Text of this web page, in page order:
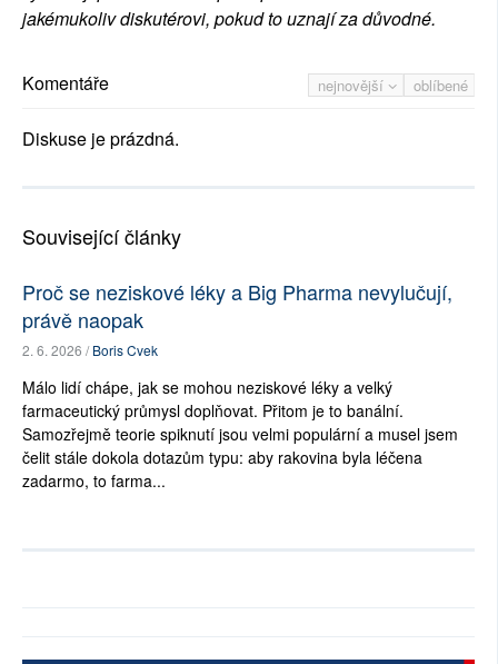
jakémukoliv diskutérovi, pokud to uznají za důvodné.
nejnovější oblíbené
Komentáře
Diskuse je prázdná.
Související články
Proč se neziskové léky a Big Pharma nevylučují,
právě naopak
2. 6. 2026 /Boris Cvek
Málo lidí chápe, jak se mohou neziskové léky a velký
farmaceutický průmysl doplňovat. Přitom je to banální.
Samozřejmě teorie spiknutí jsou velmi populární a musel jsem
čelit stále dokola dotazům typu: aby rakovina byla léčena
zadarmo, to farma...